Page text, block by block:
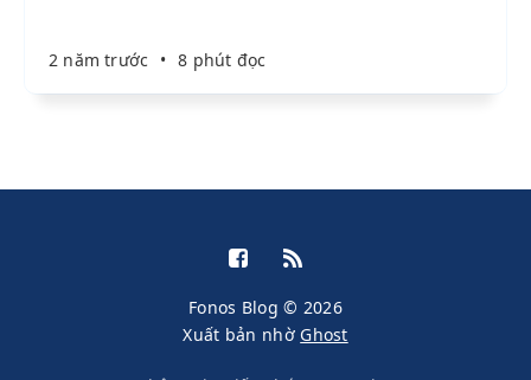
2 năm trước • 8 phút đọc
Fonos Blog © 2026
Xuất bản nhờ Ghost